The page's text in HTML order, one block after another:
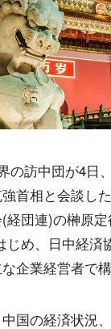
の訪中団が4日
首相と会談し
団連)の榊原定
じめ、日中経済
企業経営者で構
国の経済状況